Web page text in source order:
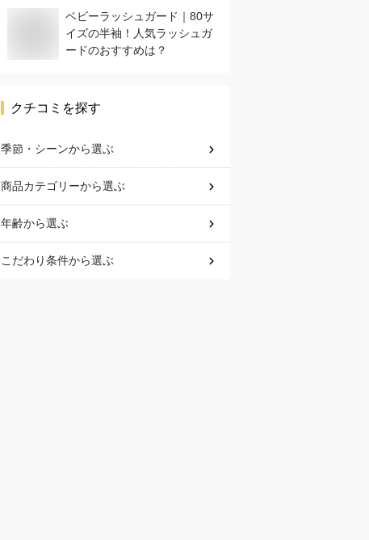
ベビーラッシュガード｜80サ
イズの半袖！人気ラッシュガ
ードのおすすめは？
クチコミを探す
季節・シーンから選ぶ
商品カテゴリーから選ぶ
年齢から選ぶ
こだわり条件から選ぶ